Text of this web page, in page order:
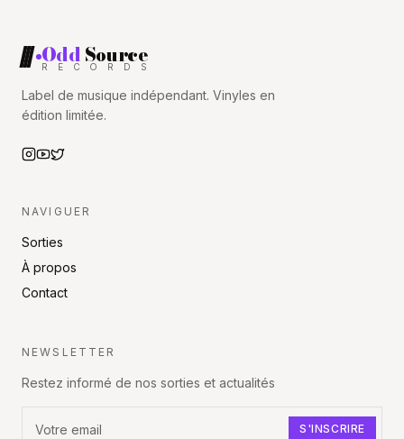
OddSource
R E C O R D
RECORDS S
Label de musique indépendant. Vinyles en
édition limitée.
NAVIGUER
Sorties
À propos
Contact
NEWSLETTER
Restez informé de nos sorties et actualités
S'INSCRIRE